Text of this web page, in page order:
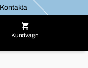
Kontakta
Kundvagn